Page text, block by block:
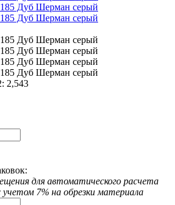
2,543
для автоматического расчета
учетом 7% на обрезки материала